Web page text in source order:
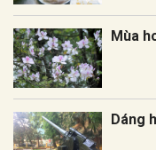
Mùa
Dáng